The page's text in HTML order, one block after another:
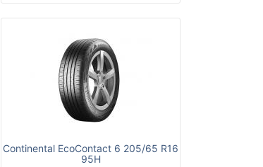
Continental EcoContact 6 205/65 R16
95H